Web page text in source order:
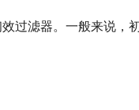
过滤器。一般来说，